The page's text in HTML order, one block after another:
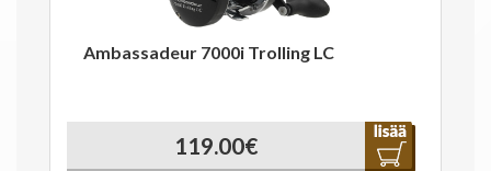
Ambassadeur 7000i Trolling LC
119.00€